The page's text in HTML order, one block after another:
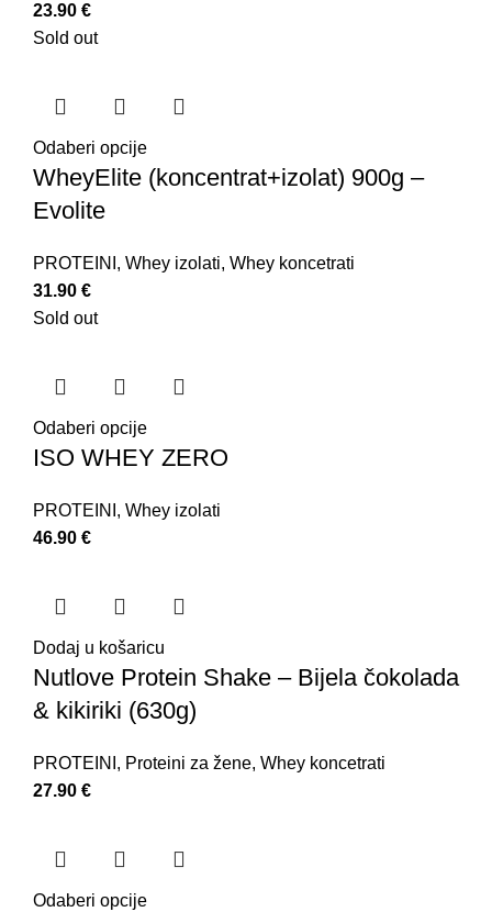
23.90 €
Sold out
Odaberi opcije
WheyElite (koncentrat+izolat) 900g –
Evolite
PROTEINI , Whey izolati, Whey koncetrati
31.90 €
Sold out
Odaberi opcije
ISO WHEY ZERO
PROTEINI , Whey izolati
46.90 €
Dodaj u košaricu
Nutlove Protein Shake – Bijela čokolada
& kikiriki (630g)
PROTEINI , Proteini za žene, Whey koncetrati
27.90 €
Odaberi opcije